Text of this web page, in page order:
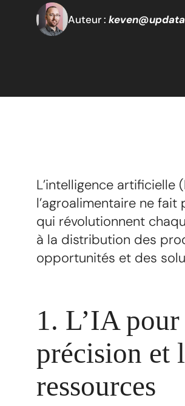
Auteur :
L’intelligence artificielle
l’agroalimentaire ne
qui révolutionnent
à la distribution des
opportunités et des
1. L’IA
précision et
ressources